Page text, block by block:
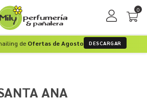
0
de Ofertas de Agosto DESCARGAR
ANA